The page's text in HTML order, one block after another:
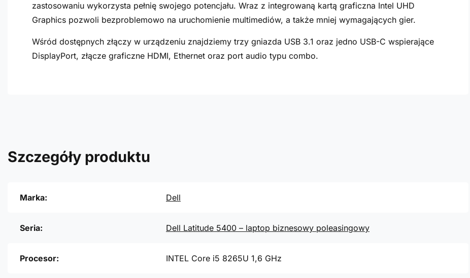
zastosowaniu wykorzysta pełnię swojego potencjału. Wraz z integrowaną kartą graficzna Intel UHD
Graphics pozwoli bezproblemowo na uruchomienie multimediów, a także mniej wymagających gier.
Wśród dostępnych złączy w urządzeniu znajdziemy trzy gniazda USB 3.1 oraz jedno USB-C wspierające
DisplayPort, złącze graficzne HDMI, Ethernet oraz port audio typu combo.
Szczegóły produktu
Marka: Dell
Seria: Dell Latitude 5400 – laptop biznesowy poleasingowy
Procesor: INTEL Core i5 8265U 1,6 GHz